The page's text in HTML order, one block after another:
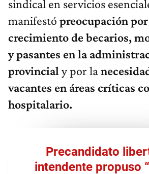
sindical en servicios
manifestó preocupación
crecimiento de becarios,
y pasantes en la
provincial y por la
vacantes en áreas críticas
hospitalario.
Precandidato
intendente propuso